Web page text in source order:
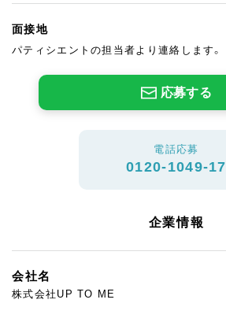
面接地
パティシエントの担当者より連絡します。
応募する
電話応募
0120-1049-17
企業情報
会社名
株式会社UP TO ME